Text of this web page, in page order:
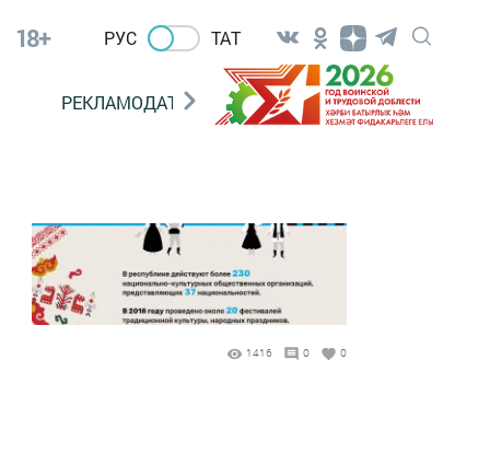
18+ РУС ТАТ
РЕКЛАМОДАТЕЛЯМ
1416 0 0